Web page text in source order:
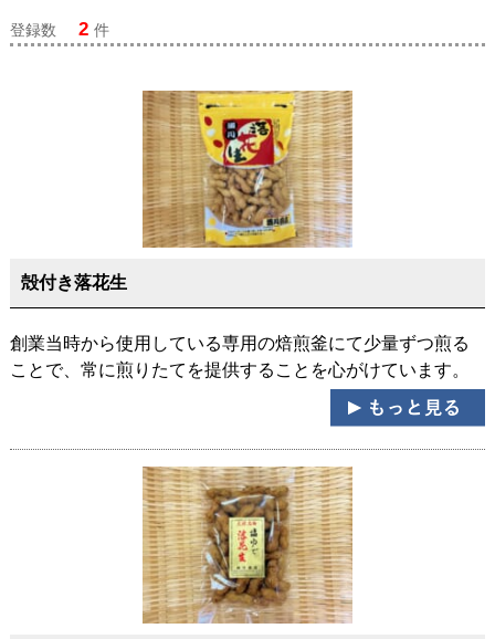
登録数 2 件
殻付き落花生
創業当時から使用している専用の焙煎釜にて少量ずつ煎る
ことで、常に煎りたてを提供することを心がけています。